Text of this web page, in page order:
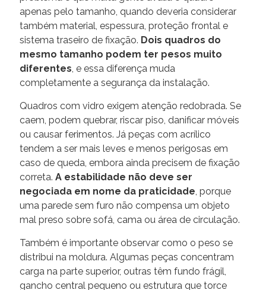
apenas pelo tamanho, quando deveria considerar
também material, espessura, proteção frontal e
sistema traseiro de fixação. Dois quadros do
mesmo tamanho podem ter pesos muito
diferentes , e essa diferença muda
completamente a segurança da instalação.
Quadros com vidro exigem atenção redobrada. Se
caem, podem quebrar, riscar piso, danificar móveis
ou causar ferimentos. Já peças com acrílico
tendem a ser mais leves e menos perigosas em
caso de queda, embora ainda precisem de fixação
correta. A estabilidade não deve ser
negociada em nome da praticidade , porque
uma parede sem furo não compensa um objeto
mal preso sobre sofá, cama ou área de circulação.
Também é importante observar como o peso se
distribui na moldura. Algumas peças concentram
carga na parte superior, outras têm fundo frágil,
gancho central pequeno ou estrutura que torce